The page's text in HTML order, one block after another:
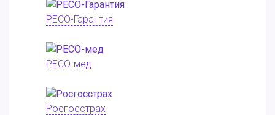
РЕСО-Гарантия
РЕСО-мед
Росгосстрах